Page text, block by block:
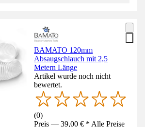
BAMATO 120mm
Absaugschlauch mit 2,5
Metern Länge
Artikel wurde noch nicht
bewertet.
(0)
Preis — 39,00 € * Alle Preise